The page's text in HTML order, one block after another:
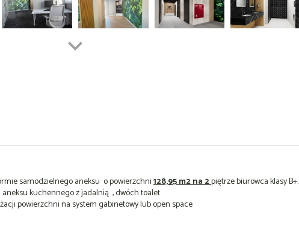
samodzielnego aneksu o powierzchni128,95 m2 na 2piętrze biurowca klasy B+.
kuchennego z jadalnią , dwóch toalet
powierzchni na system gabinetowy lub open space